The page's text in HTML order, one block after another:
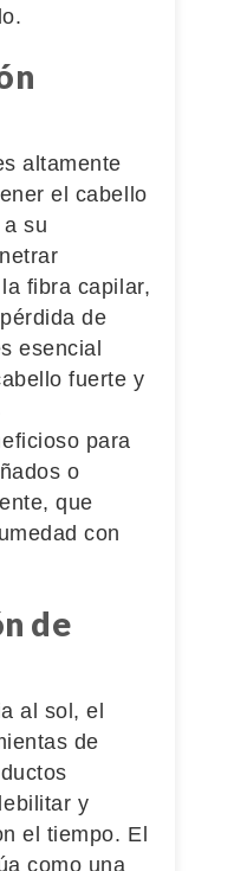
altamente
el cabello
su
fibra capilar,
de
esencial
fuerte y
para
o
que
con
de
al sol, el
de
y
el tiempo. El
como una